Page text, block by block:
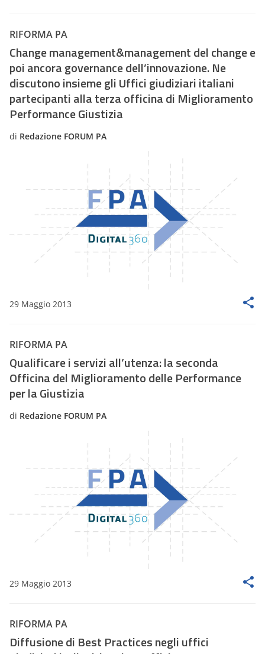
RIFORMA PA
Change management&management del change e
poi ancora governance dell’innovazione. Ne
discutono insieme gli Uffici giudiziari italiani
partecipanti alla terza officina di Miglioramento
Performance Giustizia
di Redazione FORUM PA
29 Maggio 2013
RIFORMA PA
Qualificare i servizi all’utenza: la seconda
Officina del Miglioramento delle Performance
per la Giustizia
di Redazione FORUM PA
29 Maggio 2013
RIFORMA PA
Diffusione di Best Practices negli uffici